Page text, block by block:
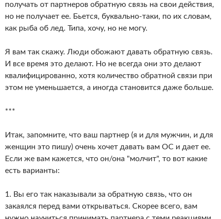
получать от партнеров обратную связь на свои действия,
но не получает ее. Бьется, буквально-таки, по их словам,
как рыба об лед. Типа, хочу, но не могу.
Я вам так скажу. Люди обожают давать обратную связь.
И все время это делают. Но не всегда они это делают
квалифицированно, хотя количество обратной связи при
этом не уменьшается, а иногда становится даже больше.
***
Итак, запомните, что ваш партнер (я и для мужчин, и для
женщин это пишу) очень хочет давать вам ОС и дает ее.
Если же вам кажется, что он/она "молчит", то вот какие
есть варианты:
1. Вы его так наказывали за обратную связь, что он
закаялся перед вами открываться. Скорее всего, вам